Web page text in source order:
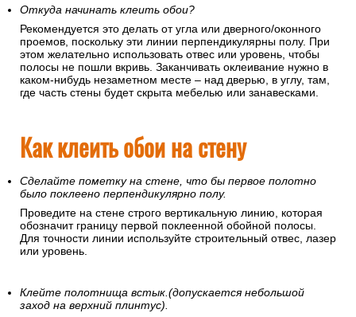
Откуда начинать клеить обои?
Рекомендуется это делать от угла или дверного/оконного
проемов, поскольку эти линии перпендикулярны полу. При
этом желательно использовать отвес или уровень, чтобы
полосы не пошли вкривь. Заканчивать оклеивание нужно в
каком-нибудь незаметном месте – над дверью, в углу, там,
где часть стены будет скрыта мебелью или занавесками.
Как клеить обои на стену
Сделайте пометку на стене, что бы первое полотно
было поклеено перпендикулярно полу.
Проведите на стене строго вертикальную линию, которая
обозначит границу первой поклеенной обойной полосы.
Для точности линии используйте строительный отвес, лазер
или уровень.
Клейте полотнища встык.(допускается небольшой
заход на верхний плинтус).